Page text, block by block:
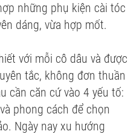
những phụ kiện cài tóc
dáng, vừa hợp mốt.
với mỗi cô dâu và được
tắc, không đơn thuần
cần căn cứ vào 4 yếu tố:
phong cách để chọn
Ngày nay xu hướng